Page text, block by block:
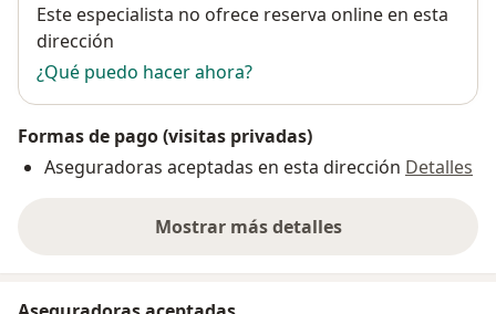
Disponibilidad
Este especialista no ofrece reserva online en esta
dirección
¿Qué puedo hacer ahora?
Formas de pago (visitas privadas)
Aseguradoras aceptadas en esta dirección Detalles
Mostrar más detalles
sobre la dirección